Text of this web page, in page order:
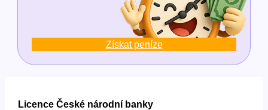
Získat peníze
Licence České národní banky